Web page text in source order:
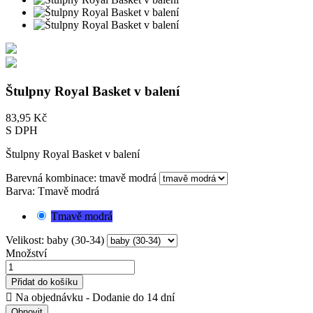
Štulpny Royal Basket v balení
83,95 Kč
S DPH
Štulpny Royal Basket v balení
Barevná kombinace: tmavě modrá
Barva: Tmavě modrá
Tmavě modrá
Velikost: baby (30-34)
Množství
Přidat do košíku
 Na objednávku - Dodanie do 14 dní